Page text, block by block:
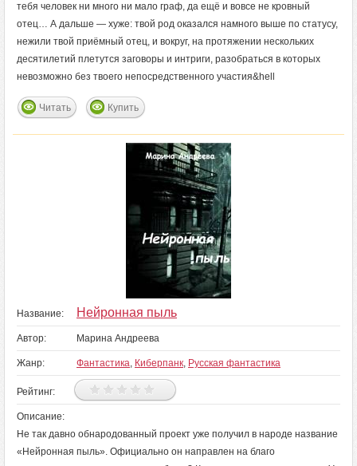
тебя человек ни много ни мало граф, да ещё и вовсе не кровный
отец… А дальше — хуже: твой род оказался намного выше по статусу,
нежили твой приёмный отец, и вокруг, на протяжении нескольких
десятилетий плетутся заговоры и интриги, разобраться в которых
невозможно без твоего непосредственного участия&hell
Читать Купить
Название: Нейронная пыль
Автор: Марина Андреева
Жанр: Фантастика, Киберпанк, Русская фантастика
Рейтинг:
Описание:
Не так давно обнародованный проект уже получил в народе название
«Нейронная пыль». Официально он направлен на благо